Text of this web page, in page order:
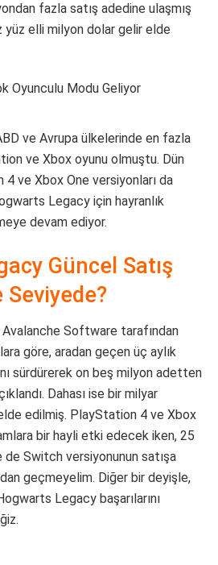
fazla satış adedine ulaşmış
yüz elli milyon dolar gelir elde
ve Avrupa ülkelerinde en fazla
ve Xbox oyunu olmuştu. Dün
ve Xbox One versiyonları da
Legacy için hayranlık
devam ediyor.
Güncel Satış
Seviyede?
Avalanche Software tarafından
göre, aradan geçen üç aylık
sürdürerek on beş milyon adetten
Dahası ise bir milyar
edilmiş. PlayStation 4 ve Xbox
bir hayli etki edecek iken, 25
Switch versiyonunun satışa
geçmeyelim. Diğer bir deyişle,
Legacy başarılarını